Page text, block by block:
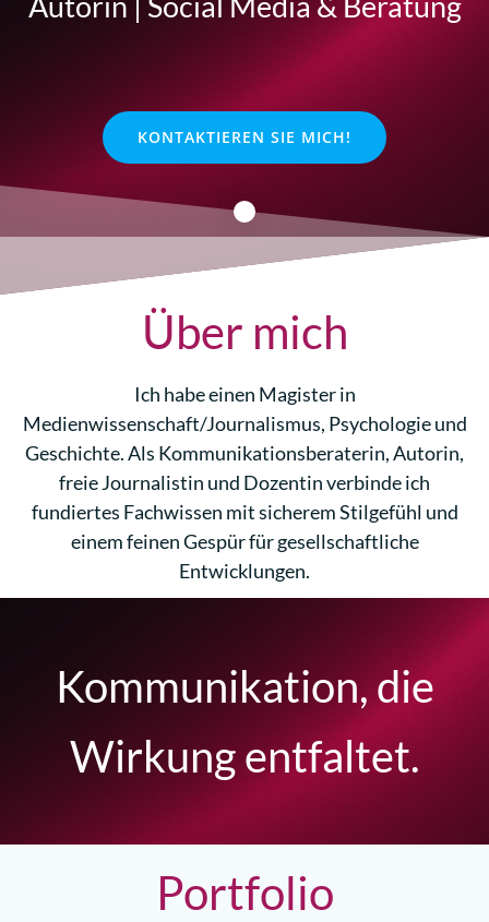
KONTAKTIEREN SIE MICH!
Über mich
Ich habe einen Magister in
Medienwissenschaft/Journalismus, Psychologie und
Geschichte. Als Kommunikationsberaterin, Autorin,
freie Journalistin und Dozentin verbinde ich
fundiertes Fachwissen mit sicherem Stilgefühl und
einem feinen Gespür für gesellschaftliche
Entwicklungen.
Kommunikation, die
Wirkung entfaltet.
Portfolio